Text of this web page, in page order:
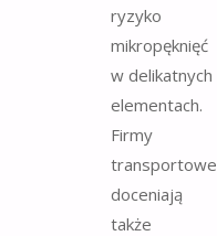
ryzyko
mikropęknięć
w delikatnych
elementach.
Firmy
transportowe
doceniają
także